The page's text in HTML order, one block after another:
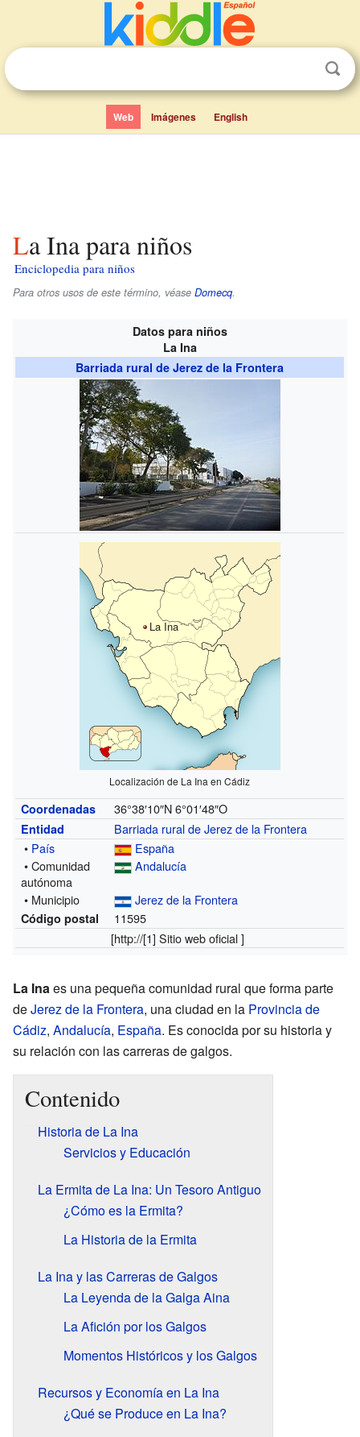
Web Imágenes English
La Ina para niños
Enciclopedia para niños
Para otros usos de este término, véase Domecq.
Datos para niños
La Ina
Barriada rural de Jerez de la Frontera
La Ina
Localización de La Ina en Cádiz
Coordenadas 36°38′10″N 6°01′48″O
Entidad
Barriada rural de Jerez de la Frontera
• País
España
• Comunidad
autónoma
Andalucía
• Municipio
Jerez de la Frontera
Código postal
11595
[http://[1] Sitio web oficial ]
La Inaes una pequeña comunidad rural que forma parte
deJerez de la Frontera, una ciudad en la Provincia de
Cádiz, Andalucía, España. Es conocida por su historia y
su relación con las carreras de galgos.
Contenido
Historia de La Ina
Servicios y Educación
La Ermita de La Ina: Un Tesoro Antiguo
¿Cómo es la Ermita?
La Historia de la Ermita
La Ina y las Carreras de Galgos
La Leyenda de la Galga Aina
La Afición por los Galgos
Momentos Históricos y los Galgos
Recursos y Economía en La Ina
¿Qué se Produce en La Ina?